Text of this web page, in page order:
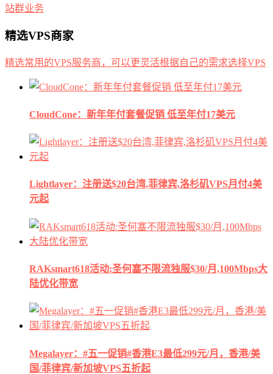
站群业务
精选VPS商家
精选常用的VPS服务商，可以更灵活根据自己的需求选择VPS
CloudCone：新年年付套餐促销 低至年付17美元
Lightlayer：注册送$20台湾,菲律宾,洛杉矶VPS月付4美
元起
RAKsmart618活动:圣何塞不限流独服$30/月,100Mbps大
陆优化带宽
Megalayer：#五一促销#香港E3最低299元/月，香港/美
国/菲律宾/新加坡VPS五折起